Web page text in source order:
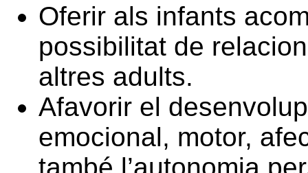
Oferir als infants
possibilitat de
altres adults.
Afavorir el
emocional, motor,
també l’autonomia